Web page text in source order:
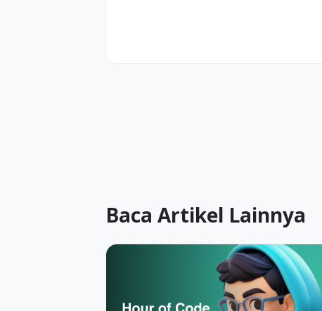
Baca Artikel Lainnya